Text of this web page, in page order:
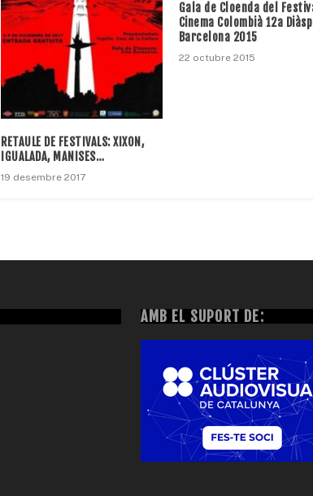
RETAULE DE FESTIVALS: XIXON,
IGUALADA, MANISES…
19 desembre 2017
Gala de Cloenda del
Cinema Colombià 12a
Barcelona 2015
22 octubre 2015
AMB EL SUPORT DE: